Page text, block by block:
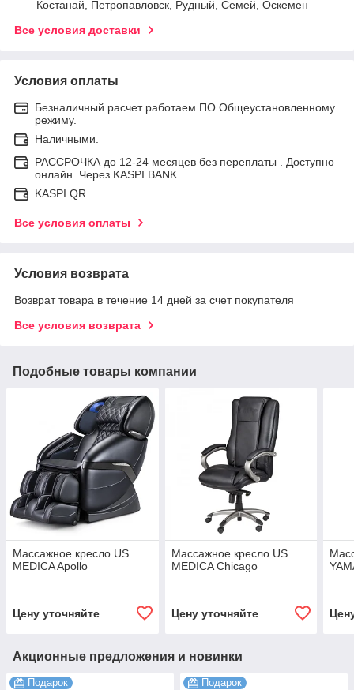
Костанай, Петропавловск, Рудный, Семей, Оскемен
Все условия доставки
Условия оплаты
Безналичный расчет работаем ПО Общеустановленному
режиму.
Наличными.
РАССРОЧКА до 12-24 месяцев без переплаты . Доступно
онлайн. Через KASPI BANK.
KASPI QR
Все условия оплаты
Условия возврата
Возврат товара в течение 14 дней за счет покупателя
Все условия возврата
Подобные товары компании
Массажное кресло US
MEDICA Apollo
Цену уточняйте
Массажное кресло US
MEDICA Chicago
Цену уточняйте
Акционные предложения и новинки
Подарок Подарок